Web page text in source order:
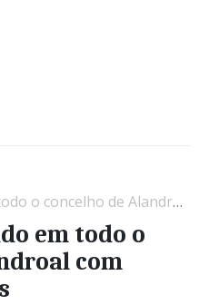
de Alandroal com várias iniciativas
em todo o
com